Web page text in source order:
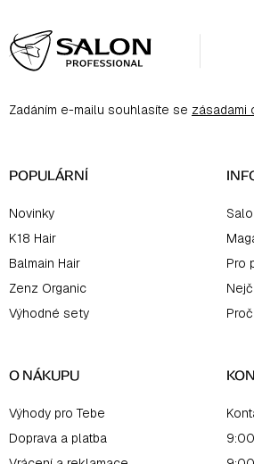
á
p
aZadáním e-mailu souhlasíte se zásadami
POPULÁRNÍ
Novinky
K18 Hair
Balmain Hair
Zenz Organic
Výhodné sety
Pro
O NÁKUPU
Výhody pro Tebe
Doprava a platba